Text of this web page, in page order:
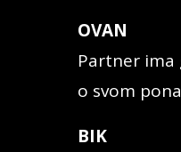
OVAN
Partner ima
o svom
BIK